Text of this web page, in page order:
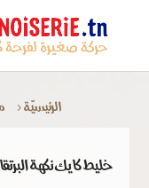
الرئيسيّة5
خليط كايك نكهة